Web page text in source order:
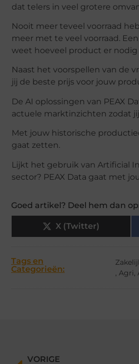
dat telers in veel grotere
Nooit meer teveel voorraad
meer met te veel voorraad.
weet hoeveel product er
Naast het voorspellen van de
jij de beste prijs voor jouw
De AI oplossingen van PEAX
actuele marktinzichten zodat
Met jouw historische
gaat zetten.
Lijkt het gebruik van Artificial
sector? PEAX Data gaat met
Goed artikel? Deel hem dan
X (Twitter)
Tags en
Categorieën:
,Agri,
VORIGE